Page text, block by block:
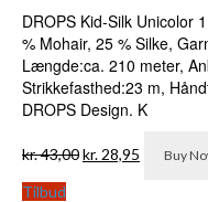
DROPS Kid-Silk Unicolor
% Mohair, 25 % Silke,
Længde:ca. 210 meter,
Strikkefasthed:23 m,
DROPS Design. K
kr.43,00oprindelige
kr. 28,95aktuelle
Buy
Tilbud